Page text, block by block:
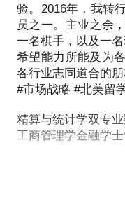
验。2016年，我转
员之一。主业之余
一名棋手，以及一名
希望能力所能及为
各行业志同道合的朋
#市场战略 #北美留
精算与统计学双专
工商管理学金融学
FRM - 金融风险管